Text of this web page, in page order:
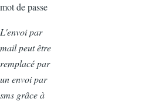
mot de passe
L'envoi par
mail peut être
remplacé par
un envoi par
sms grâce à